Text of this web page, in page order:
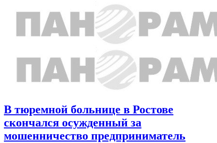
В тюремной больнице в Ростове
скончался осужденный за
мошенничество предприниматель